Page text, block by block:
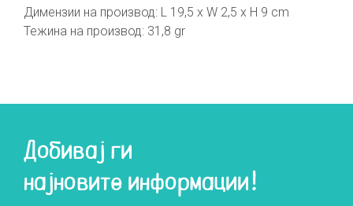
Димензии на производ: L 19,5 x W 2,5 x H 9 cm
Тежина на производ: 31,8 gr
Добивај ги
најновите информации!